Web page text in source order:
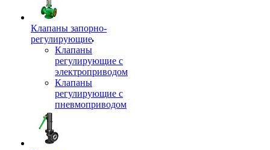
Клапаны запорно-
регулирующие
Клапаны
регулирующие с
электроприводом
Клапаны
регулирующие с
пневмоприводом